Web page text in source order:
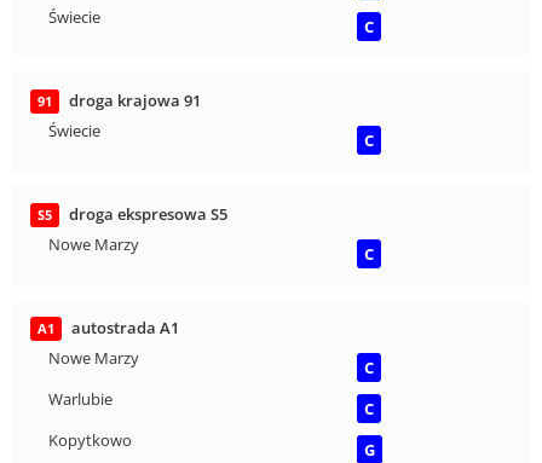
Świecie
C
91
droga krajowa 91
Świecie
C
S5
droga ekspresowa S5
Nowe Marzy
C
A1
autostrada A1
Nowe Marzy
C
Warlubie
C
Kopytkowo
G